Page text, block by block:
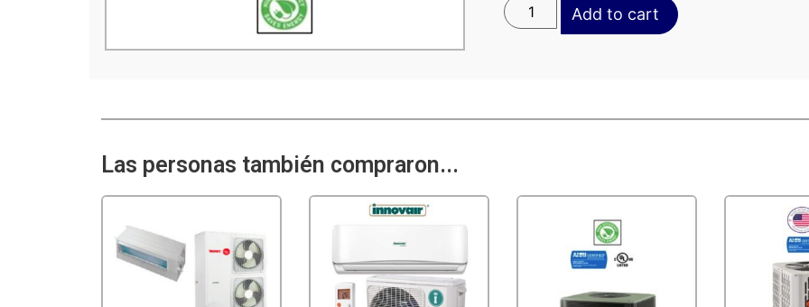
Add to cart
Las personas también compraron...